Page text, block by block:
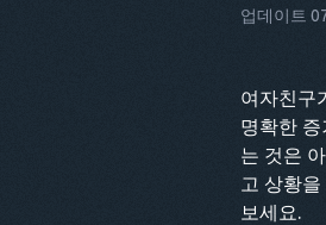
업데이트
여자친구
명확한
는 것은
고 상황
보세요.